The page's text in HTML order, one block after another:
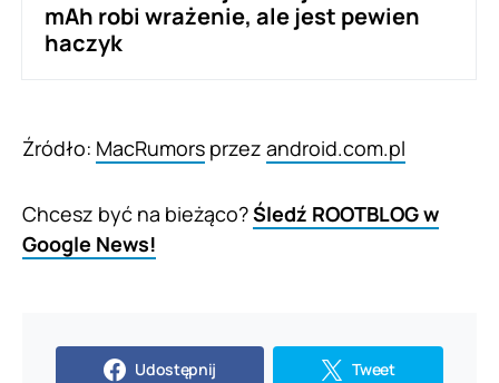
mAh robi wrażenie, ale jest pewien
haczyk
Źródło: MacRumors przez android.com.pl
Chcesz być na bieżąco?Śledź ROOTBLOG w
Google News!
Udostępnij Tweet